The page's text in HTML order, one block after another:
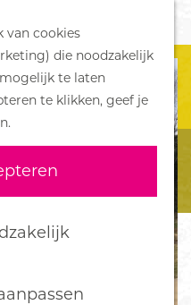
van cookies
die noodzakelijk
te laten
te klikken, geef je